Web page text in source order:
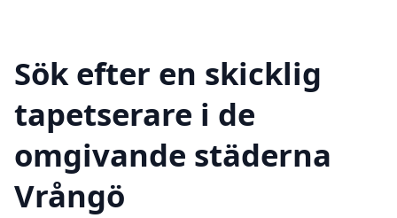
Sök efter en skicklig
tapetserare i de
omgivande städerna
Vrångö